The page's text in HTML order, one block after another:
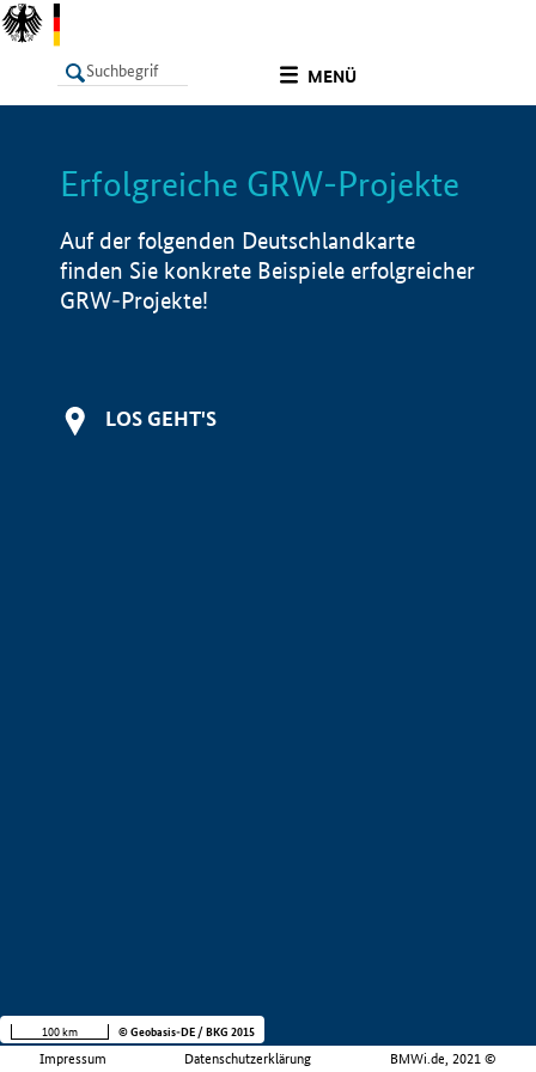
MENÜ
LISTE Info
Erfolgreiche GRW-Projekte
Auf der folgenden Deutschlandkarte
finden Sie konkrete Beispiele erfolgreicher
GRW-Projekte!
LOS GEHT'S
Impressum Datenschutzerklärung BMWi.de, 2021 ©
100 km © Geobasis-DE / BKG 2015